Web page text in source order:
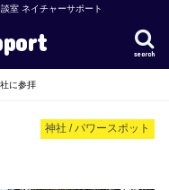
室 ネイチャーサポート
search
に参拝
神社 / パワースポット